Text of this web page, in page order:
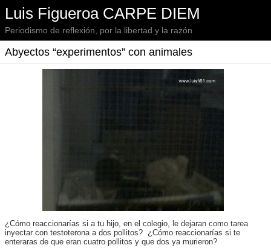
Luis Figueroa CARPE DIEM
Periodismo de reflexión, por la libertad y la razón
Abyectos “experimentos” con animales
¿Cómo reaccionarías si a tu hijo, en el colegio, le dejaran como tarea
inyectar con testoterona a dos pollitos? ¿Cómo reaccionarías si te
enteraras de que eran cuatro pollitos y que dos ya murieron?